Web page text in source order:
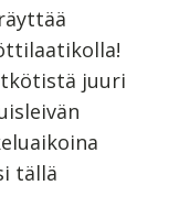
juuri
tällä